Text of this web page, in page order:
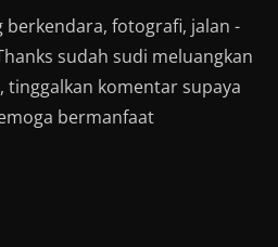
berkendara, fotografi, jalan -
sudah sudi meluangkan
tinggalkan komentar supaya
bermanfaat